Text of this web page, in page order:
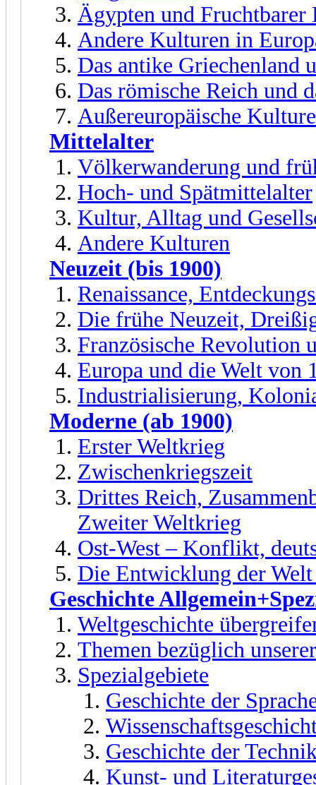
Ägypten und Fruchtbarer
Andere Kulturen in
Das antike Griechenland
Das römische Reich und
Außereuropäische
Mittelalter
Völkerwanderung und
Hoch- und Spätmittelalter
Kultur, Alltag und
Andere Kulturen
Neuzeit (bis 1900)
Renaissance,
Die frühe Neuzeit,
Französische Revolution
Europa und die Welt von
Industrialisierung,
Moderne (ab 1900)
Erster Weltkrieg
Zwischenkriegszeit
Drittes Reich,
Zweiter Weltkrieg
Ost-West – Konflikt,
Die Entwicklung der
Geschichte
Weltgeschichte
Themen bezüglich
Spezialgebiete
Geschichte der
Geschichte der
Kunst- und